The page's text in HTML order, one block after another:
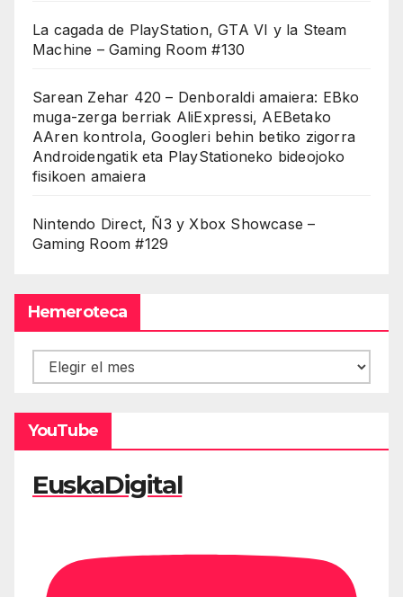
La cagada de PlayStation, GTA VI y la Steam
Machine – Gaming Room #130
Sarean Zehar 420 – Denboraldi amaiera: EBko
muga-zerga berriak AliExpressi, AEBetako
AAren kontrola, Googleri behin betiko zigorra
Androidengatik eta PlayStationeko bideojoko
fisikoen amaiera
Nintendo Direct, Ñ3 y Xbox Showcase –
Gaming Room #129
Hemeroteca
Hemeroteca
YouTube
EuskaDigital